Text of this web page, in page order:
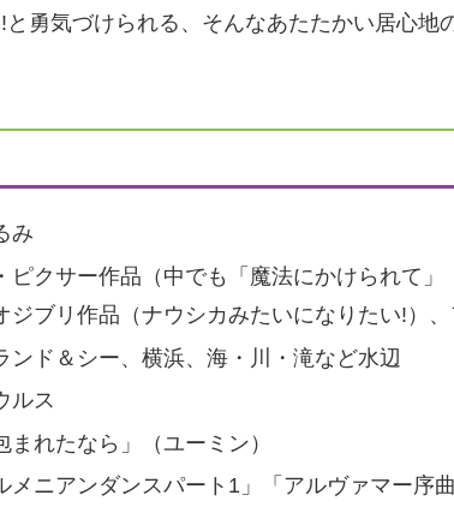
勇気づけられる、そんなあたたかい居心地
み
ピクサー作品（中でも「魔法にかけられて」
ジブリ作品（ナウシカみたいになりたい!）
ンド＆シー、横浜、海・川・滝など水辺
ルス
れたなら」（ユーミン）
メニアンダンスパート1」「アルヴァマー序